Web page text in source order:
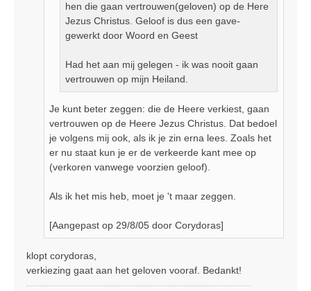
hen die gaan vertrouwen(geloven) op de Here
Jezus Christus. Geloof is dus een gave-
gewerkt door Woord en Geest
Had het aan mij gelegen - ik was nooit gaan
vertrouwen op mijn Heiland.
Je kunt beter zeggen: die de Heere verkiest, gaan
vertrouwen op de Heere Jezus Christus. Dat bedoel
je volgens mij ook, als ik je zin erna lees. Zoals het
er nu staat kun je er de verkeerde kant mee op
(verkoren vanwege voorzien geloof).
Als ik het mis heb, moet je 't maar zeggen.
[Aangepast op 29/8/05 door Corydoras]
klopt corydoras,
verkiezing gaat aan het geloven vooraf. Bedankt!